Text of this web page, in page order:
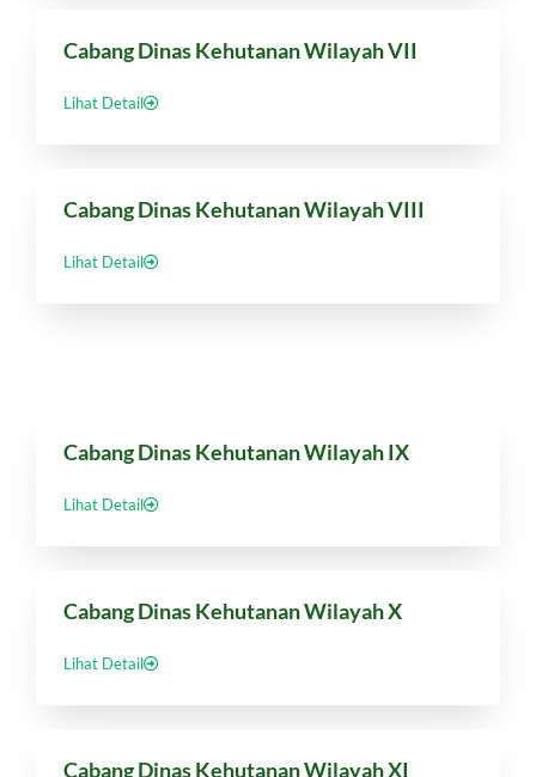
Cabang Dinas Kehutanan Wilayah VII
Lihat Detail
Cabang Dinas Kehutanan Wilayah VIII
Lihat Detail
Cabang Dinas Kehutanan Wilayah IX
Lihat Detail
Cabang Dinas Kehutanan Wilayah X
Lihat Detail
Cabang Dinas Kehutanan Wilayah XI